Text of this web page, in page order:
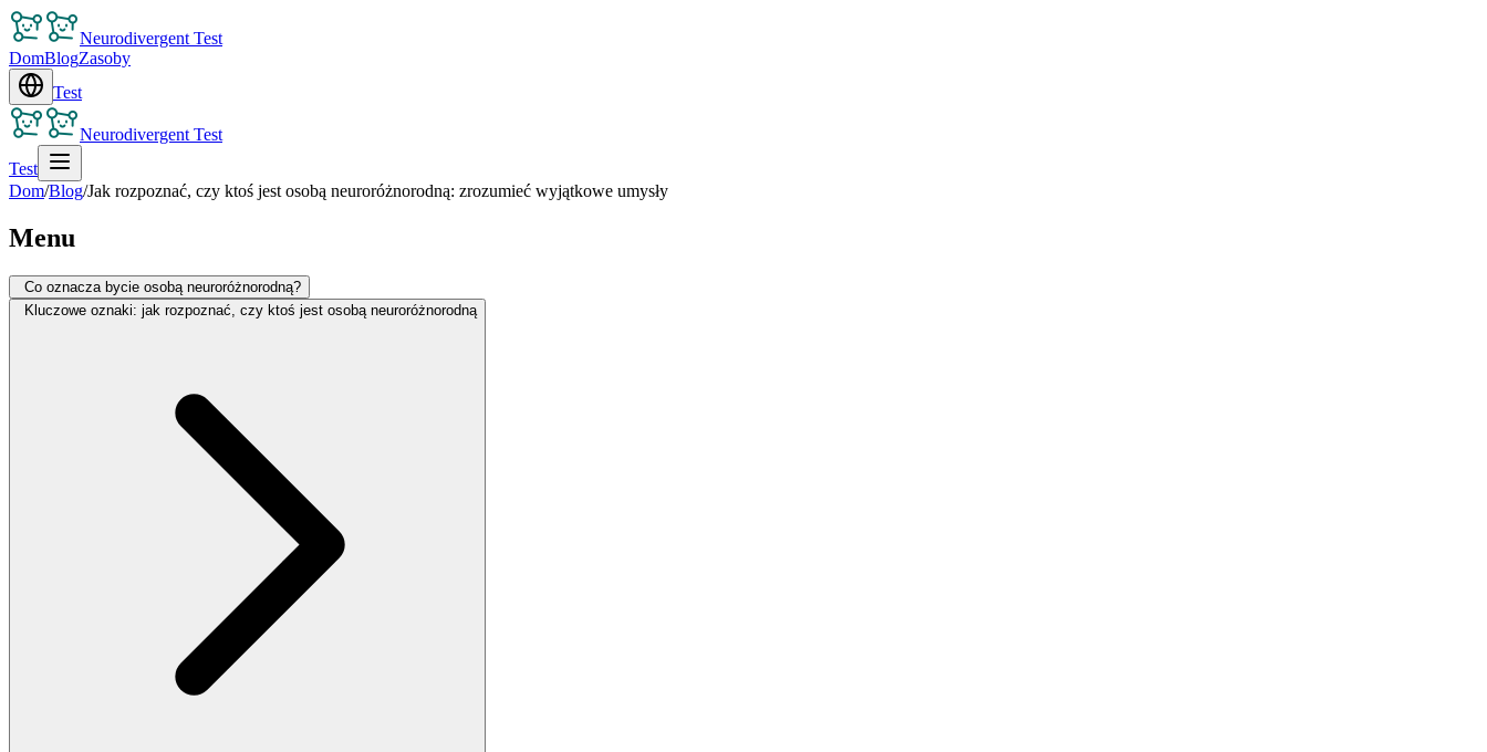
Neurodivergent Test
DomBlogZasoby
Test
Neurodivergent Test
Test
Dom/Blog/Jak rozpoznać, czy ktoś jest osobą neuroróżnorodną: zrozumieć wyjątkowe umysły
Menu
Co oznacza bycie osobą neuroróżnorodną?
Kluczowe oznaki: jak rozpoznać, czy ktoś jest osobą neuroróżnorodną